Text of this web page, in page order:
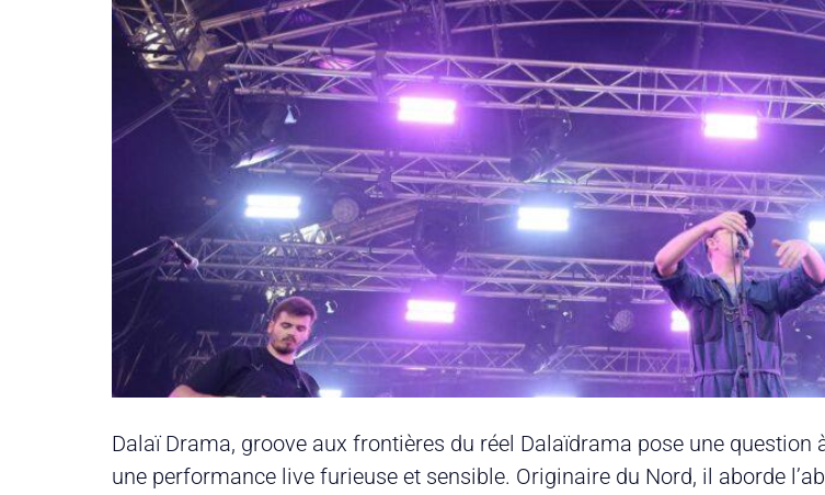
Dalaï Drama, groove aux frontières du réel Dalaïdrama pose une
une performance live furieuse et sensible. Originaire du Nord, il aborde